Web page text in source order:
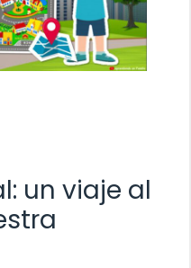
un viaje al